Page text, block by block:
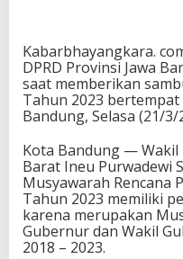
Kabarbhayangkara.
DPRD Provinsi Jawa
saat memberikan
Tahun 2023
Bandung, Selasa (21/3/
Kota Bandung — Wakil
Barat Ineu Purwadewi
Musyawarah Rencana
Tahun 2023 memiliki
karena merupakan
Gubernur dan Wakil
2018 – 2023.